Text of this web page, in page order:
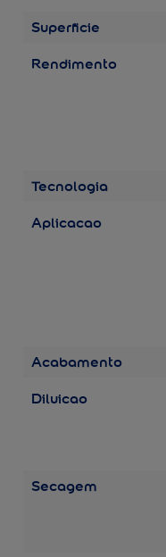
Superficie
Rendimento
Tecnologia
Aplicacao
Acabamento
Diluicao
Secagem